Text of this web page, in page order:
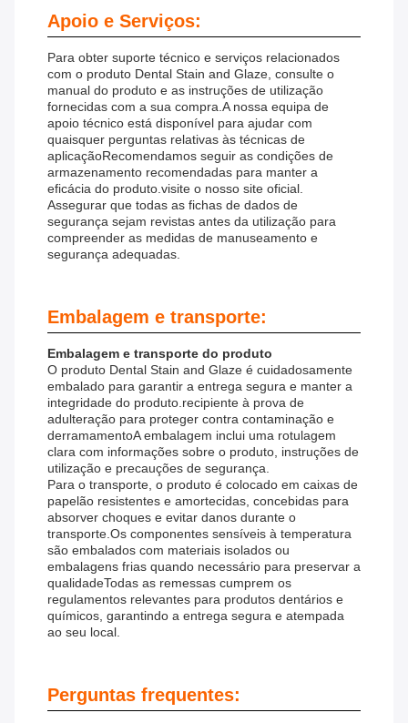
Apoio e Serviços:
Para obter suporte técnico e serviços relacionados
com o produto Dental Stain and Glaze, consulte o
manual do produto e as instruções de utilização
fornecidas com a sua compra.A nossa equipa de
apoio técnico está disponível para ajudar com
quaisquer perguntas relativas às técnicas de
aplicaçãoRecomendamos seguir as condições de
armazenamento recomendadas para manter a
eficácia do produto.visite o nosso site oficial.
Assegurar que todas as fichas de dados de
segurança sejam revistas antes da utilização para
compreender as medidas de manuseamento e
segurança adequadas.
Embalagem e transporte:
Embalagem e transporte do produto
O produto Dental Stain and Glaze é cuidadosamente
embalado para garantir a entrega segura e manter a
integridade do produto.recipiente à prova de
adulteração para proteger contra contaminação e
derramamentoA embalagem inclui uma rotulagem
clara com informações sobre o produto, instruções de
utilização e precauções de segurança.
Para o transporte, o produto é colocado em caixas de
papelão resistentes e amortecidas, concebidas para
absorver choques e evitar danos durante o
transporte.Os componentes sensíveis à temperatura
são embalados com materiais isolados ou
embalagens frias quando necessário para preservar a
qualidadeTodas as remessas cumprem os
regulamentos relevantes para produtos dentários e
químicos, garantindo a entrega segura e atempada
ao seu local.
Perguntas frequentes: